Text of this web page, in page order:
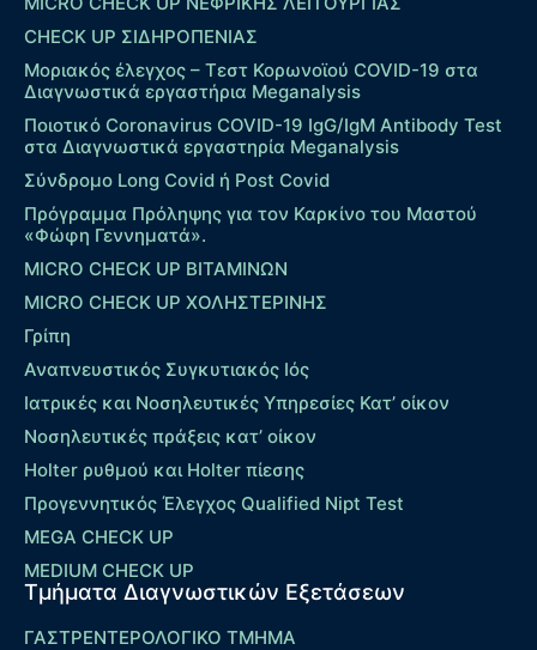
CHECK UP ΣΙΔΗΡΟΠΕΝΙΑΣ
Μοριακός έλεγχος – Τεστ Κορωνοϊού COVID-19 στα
Διαγνωστικά εργαστήρια Meganalysis
Ποιοτικό Coronavirus COVID-19 IgG/IgM Antibody Test
στα Διαγνωστικά εργαστηρία Meganalysis
Σύνδρομο Long Covid ή Post Covid
Πρόγραμμα Πρόληψης για τον Καρκίνο του Μαστού
«Φώφη Γεννηματά».
MICRO CHECK UP ΒΙΤΑΜΙΝΩΝ
MICRO CHECK UP ΧΟΛΗΣΤΕΡΙΝΗΣ
Γρίπη
Αναπνευστικός Συγκυτιακός Ιός
Ιατρικές και Νοσηλευτικές Υπηρεσίες Κατ’ οίκον
Νοσηλευτικές πράξεις κατ’ οίκον
Holter ρυθμού και Holter πίεσης
Προγεννητικός Έλεγχος Qualified Nipt Test
MEGA CHECK UP
MEDIUM CHECK UP
Τμήματα Διαγνωστικών Εξετάσεων
ΓΑΣΤΡΕΝΤΕΡΟΛΟΓΙΚΟ ΤΜΗΜΑ